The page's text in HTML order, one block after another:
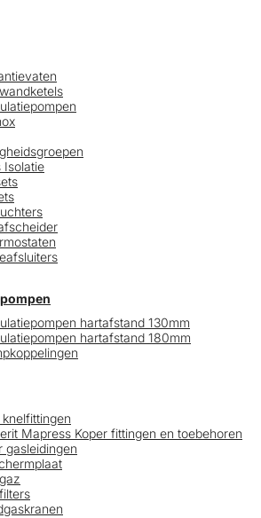
Isolatie
hartafstand 130mm
hartafstand 180mm
knelfittingen
Mapress Koper fittingen en toebehoren
gasleidingen